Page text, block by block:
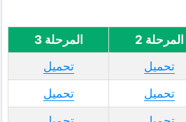
المرحلة 2
المرحلة 3
تحميل
تحميل
تحميل
تحميل